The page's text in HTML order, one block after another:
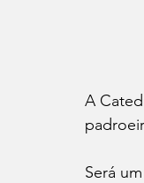
A
Será